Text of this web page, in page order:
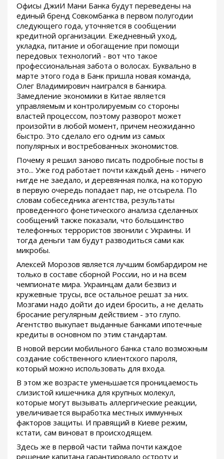
Офисы ДжиИ Мани Банка будут переведены на
единый бренд Совкомбанка в первом полугодии
следующего года, уточняется в сообщении
кредитной организации. Ежедневный уход,
укладка, питание и обогащение при помощи
передовых технологий - вот что такое
профессиональная забота о волосах. Буквально в
марте этого года в Банк пришла новая команда,
Олег Владимирович наигрался в банкира.
Замедление экономики в Китае является
управляемым и контролируемым со стороны
властей процессом, поэтому разворот может
произойти в любой момент, причем неожиданно
быстро. Это сделало его одним из самых
популярных и востребованных экономистов.
Почему я решил заново писать подробные посты в
это... Уже год работает почти каждый день - ничего
нигде не заедало, и деревянная полка, на которую
в первую очередь попадает пар, не отсырела. По
словам собеседника агентства, результаты
проведенного фонетического анализа сделанных
сообщений также показали, что большинство
телефонных террористов звонили с Украины. И
тогда деньги там будут разводиться сами как
микробы.
Алексей Морозов является лучшим бомбардиром не
только в составе сборной России, но и на всем
чемпионате мира. Украинцам дали безвиз и
кружевные трусы, все остальное решат за них.
Мозгами надо дойти до идеи бросить, а не делать
бросание регулярным действием - это глупо.
Агентство выкупает выданные банками ипотечные
кредиты в основном по этим стандартам.
В новой версии мобильного банка стало возможным
создание собственного клиентского пароля,
который можно использовать для входа.
В этом же возрасте уменьшается проницаемость
слизистой кишечника для крупных молекул,
которые могут вызывать аллергические реакции,
увеличивается выработка местных иммунных
факторов защиты. И правящий в Киеве режим,
кстати, сам виноват в происходящем.
Здесь же в первой части тайма почти каждое
решение капитана гарантировало остроту и